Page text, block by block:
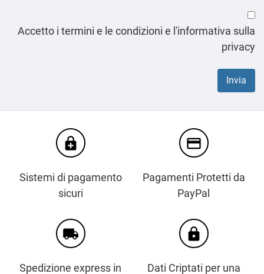
Accetto i termini e le condizioni e l'informativa sulla
privacy
enhanced_encryption
Sistemi di pagamento
sicuri
credit_card
Pagamenti Protetti da
PayPal
local_shipping
Spedizione express in
https
Dati Criptati per una